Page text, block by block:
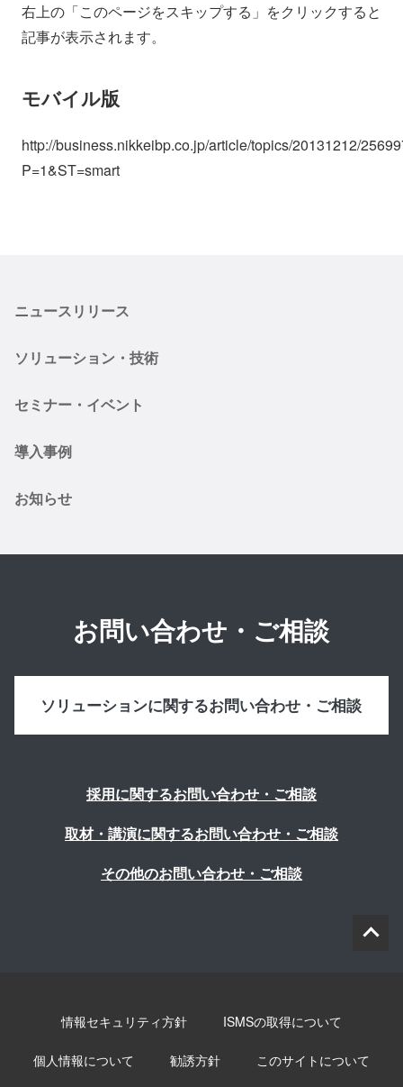
右上の「このページをスキップする」をクリックすると
記事が表示されます。
モバイル版
http://business.nikkeibp.co.jp/article/topics/20131212/
P=1&ST=smart
ニュースリリース
ソリューション・技術
セミナー・イベント
導入事例
お知らせ
お問い合わせ・ご相談
ソリューションに関するお問い合わせ・ご相談
採用に関するお問い合わせ・ご相談
取材・講演に関するお問い合わせ・ご相談
その他のお問い合わせ・ご相談
情報セキュリティ方針 ISMSの取得について
個人情報について 勧誘方針 このサイトについて